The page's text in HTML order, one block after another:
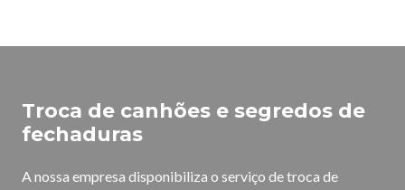
Troca de canhões e segredos de
fechaduras
A nossa empresa disponibiliza o serviço de troca de